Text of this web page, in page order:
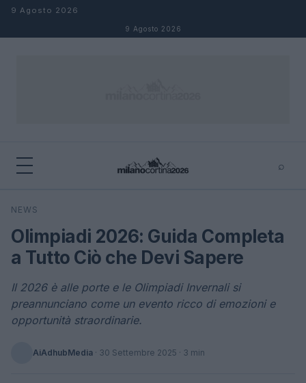
Salta al contenuto
9 Agosto 2026
9 Agosto 2026
⌕
Cerca
NEWS
Olimpiadi 2026: Guida Completa
a Tutto Ciò che Devi Sapere
Il 2026 è alle porte e le Olimpiadi Invernali si
preannunciano come un evento ricco di emozioni e
opportunità straordinarie.
AiAdhubMedia · 30 Settembre 2025 · 3 min